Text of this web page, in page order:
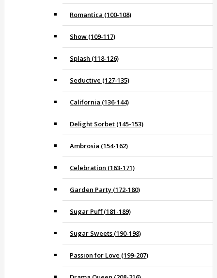
Romantica (100-108)
Show (109-117)
Splash (118-126)
Seductive (127-135)
California (136-144)
Delight Sorbet (145-153)
Ambrosia (154-162)
Celebration (163-171)
Garden Party (172-180)
Sugar Puff (181-189)
Sugar Sweets (190-198)
Passion for Love (199-207)